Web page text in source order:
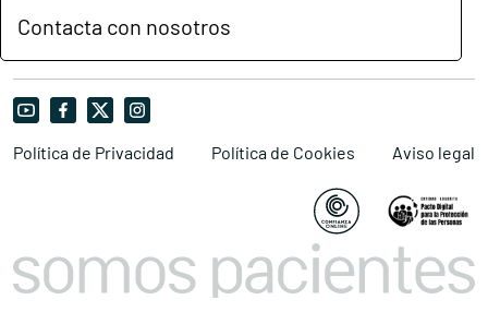
Contacta con nosotros
Política de Privacidad Política de Cookies Aviso legal